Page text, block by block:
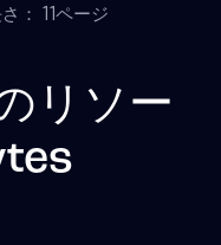
： 11ページ
リソー